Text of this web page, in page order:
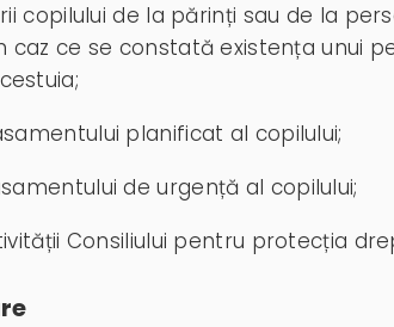
copilului de la părinți sau de la
caz ce se constată existența unui
planificat al copilului;
de urgență al copilului;
Consiliului pentru protecția